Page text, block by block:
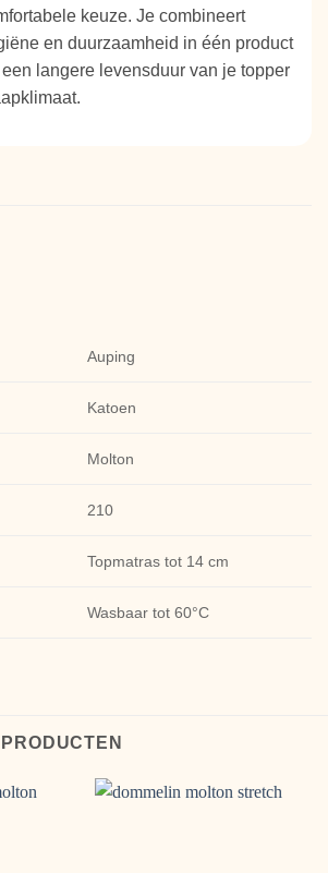
keuze. Je combineert
en duurzaamheid in één product
langere levensduur van je topper
Auping
Katoen
Molton
210
Topmatras tot 14 cm
Wasbaar tot 60°C